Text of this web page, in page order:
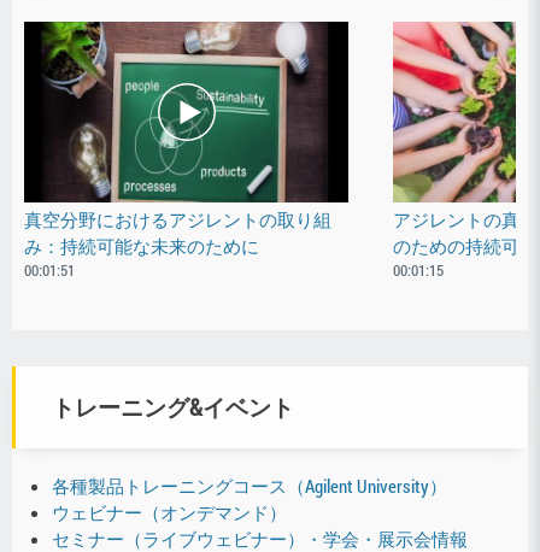
真空分野におけるアジレントの取り組
み：持続可能な未来のために
00:01:51
アジレントの真
のための持続可
00:01:15
トレーニング&イベント
各種製品トレーニングコース（Agilent University）
ウェビナー（オンデマンド）
セミナー（ライブウェビナー）・学会・展示会情報